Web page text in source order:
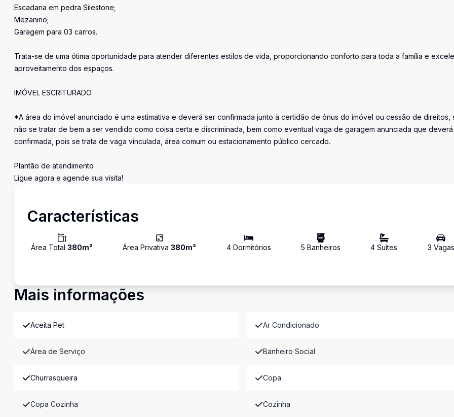
Escadaria em pedra Silestone;
Mezanino;
Garagem para 03 carros.
Trata-se de uma ótima oportunidade para atender diferentes estilos de vida, proporcionando conforto para toda a família e
aproveitamento dos espaços.
IMÓVEL ESCRITURADO
*A área do imóvel anunciado é uma estimativa e deverá ser confirmada junto à certidão de ônus do imóvel ou cessão de direitos,
não se tratar de bem a ser vendido como coisa certa e discriminada, bem como eventual vaga de garagem anunciada que
confirmada, pois se trata de vaga vinculada, área comum ou estacionamento público cercado.
Plantão de atendimento
Ligue agora e agende sua visita!
Características
Área Total 380m² Área Privativa380m² 4Dormitórios 5 Banheiros 4 Suítes 3 Vagas
Mais informações
Aceita Pet Ar Condicionado
Área de Serviço Banheiro Social
Churrasqueira Copa
Copa Cozinha Cozinha